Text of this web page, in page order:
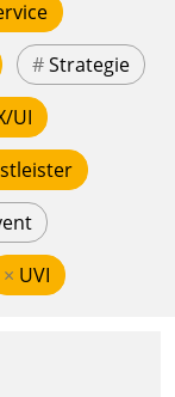
#Strategie
UI
× UVI